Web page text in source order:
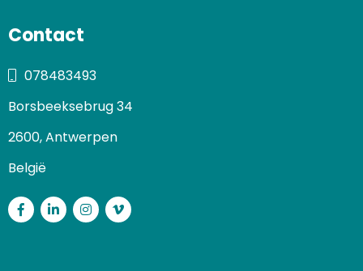
Contact
078483493
Borsbeeksebrug 34
2600, Antwerpen
België
Facebook
LinkedInInstagram
Vimeo